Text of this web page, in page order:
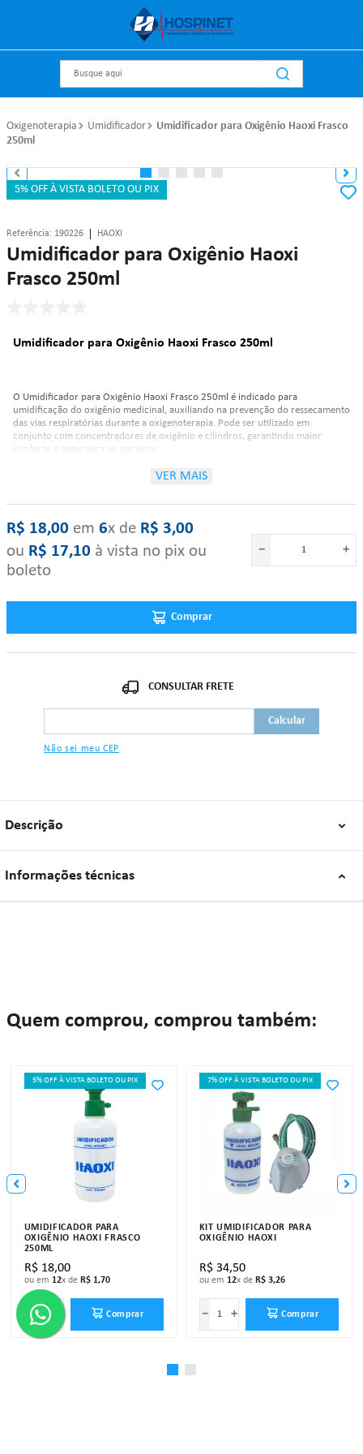
Oxigenoterapia Umidificador
Umidificador para Oxigênio Haoxi Frasco
250ml
5% OFF À VISTA BOLETO OU PIX
Referência: 190226 HAOXI
Umidificador para Oxigênio Haoxi
Frasco 250ml
Umidificador para Oxigênio Haoxi Frasco 250ml
O Umidificador para Oxigênio Haoxi Frasco 250ml é indicado para
umidificação do oxigênio medicinal, auxiliando na prevenção do ressecamento
das vias respiratórias durante a oxigenoterapia. Pode ser utilizado em
conjunto com concentradores de oxigênio e cilindros, garantindo maior
conforto e segurança ao paciente.
Marca: Haoxi;
Modelo: 250ml;
Tipo de produto: Umidificador para oxigênio;
Material: Corpo em plástico resistente;
Conexão: Rosca padrão para instalação em válvula reguladora de
pressão;
Indicação de uso: Oxigenoterapia com concentradores e cilindros;
Possui desumidificador: Não;
Validade: Indeterminada.
"Se algum dos itens acima estiver danificado ou faltando, por favor nos
VER MAIS
R$ 18,00 ‎ em‎ ‎ 6x de‎ ‎ R$ 3,00
ou R$ 17,10 à vista no pix ou
boleto
＋
－
Comprar
Não sei meu CEP
Descrição
Informações técnicas
Quem comprou, comprou também:
5% OFF À VISTA BOLETO OU PIX
UMIDIFICADOR PARA
OXIGÊNIO HAOXI FRASCO
250ML
R$ 18,00
ou em 12x de R$ 1,70
＋
－ Comprar
7% OFF À VISTA BOLETO OU PIX
KIT UMIDIFICADOR PARA
OXIGÊNIO HAOXI
R$ 34,50
ou em 12x de R$ 3,26
＋
－ Comprar